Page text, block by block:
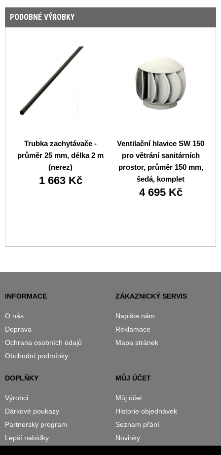
PODOBNÉ VÝROBKY
Trubka zachytávače -
průměr 25 mm, délka 2 m
(nerez)
1 663 Kč
Ventilační hlavice SW 150
pro větrání sanitárních
prostor, průměr 150 mm,
šedá, komplet
4 695 Kč
INFORMACE
O nás
Doprava
Ochrana osobních údajů
Obchodní podmínky
ZÁKAZNICKÝ SERVIS
Napište nám
Reklamace
Mapa stránek
DOPLŇKY
Výrobci
Dárkové poukazy
Partnerský program
Lepší nabídky
MŮJ ÚČET
Můj účet
Historie objednávek
Seznam přání
Novinky